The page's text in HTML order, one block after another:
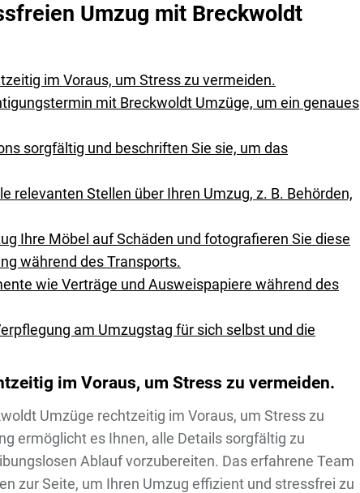
Umzug mit Breckwoldt
im Voraus, um Stress zu vermeiden.
mit Breckwoldt Umzüge, um ein genaues
sorgfältig und beschriften Sie sie, um das
relevanten Stellen über Ihren Umzug, z. B. Behörden,
Ihre Möbel auf Schäden und fotografieren Sie diese
während des Transports.
wie Verträge und Ausweispapiere während des
am Umzugstag für sich selbst und die
im Voraus, um Stress zu vermeiden.
Umzüge rechtzeitig im Voraus, um Stress zu
ermöglicht es Ihnen, alle Details sorgfältig zu
Ablauf vorzubereiten. Das erfahrene Team
zur Seite, um Ihren Umzug effizient und stressfrei zu